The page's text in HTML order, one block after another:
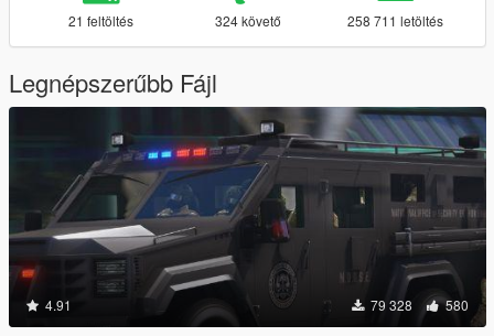
21 feltöltés 324 követő 258 711 letöltés
Legnépszerűbb Fájl
4.91 79 328 580